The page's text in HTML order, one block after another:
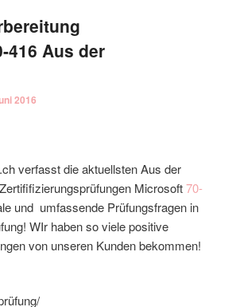
416 Aus der
2016
verfasst die aktuellsten Aus der
Microsoft70-
und umfassende Prüfungsfragen in
WIr haben so viele positive
von unseren Kunden bekommen!